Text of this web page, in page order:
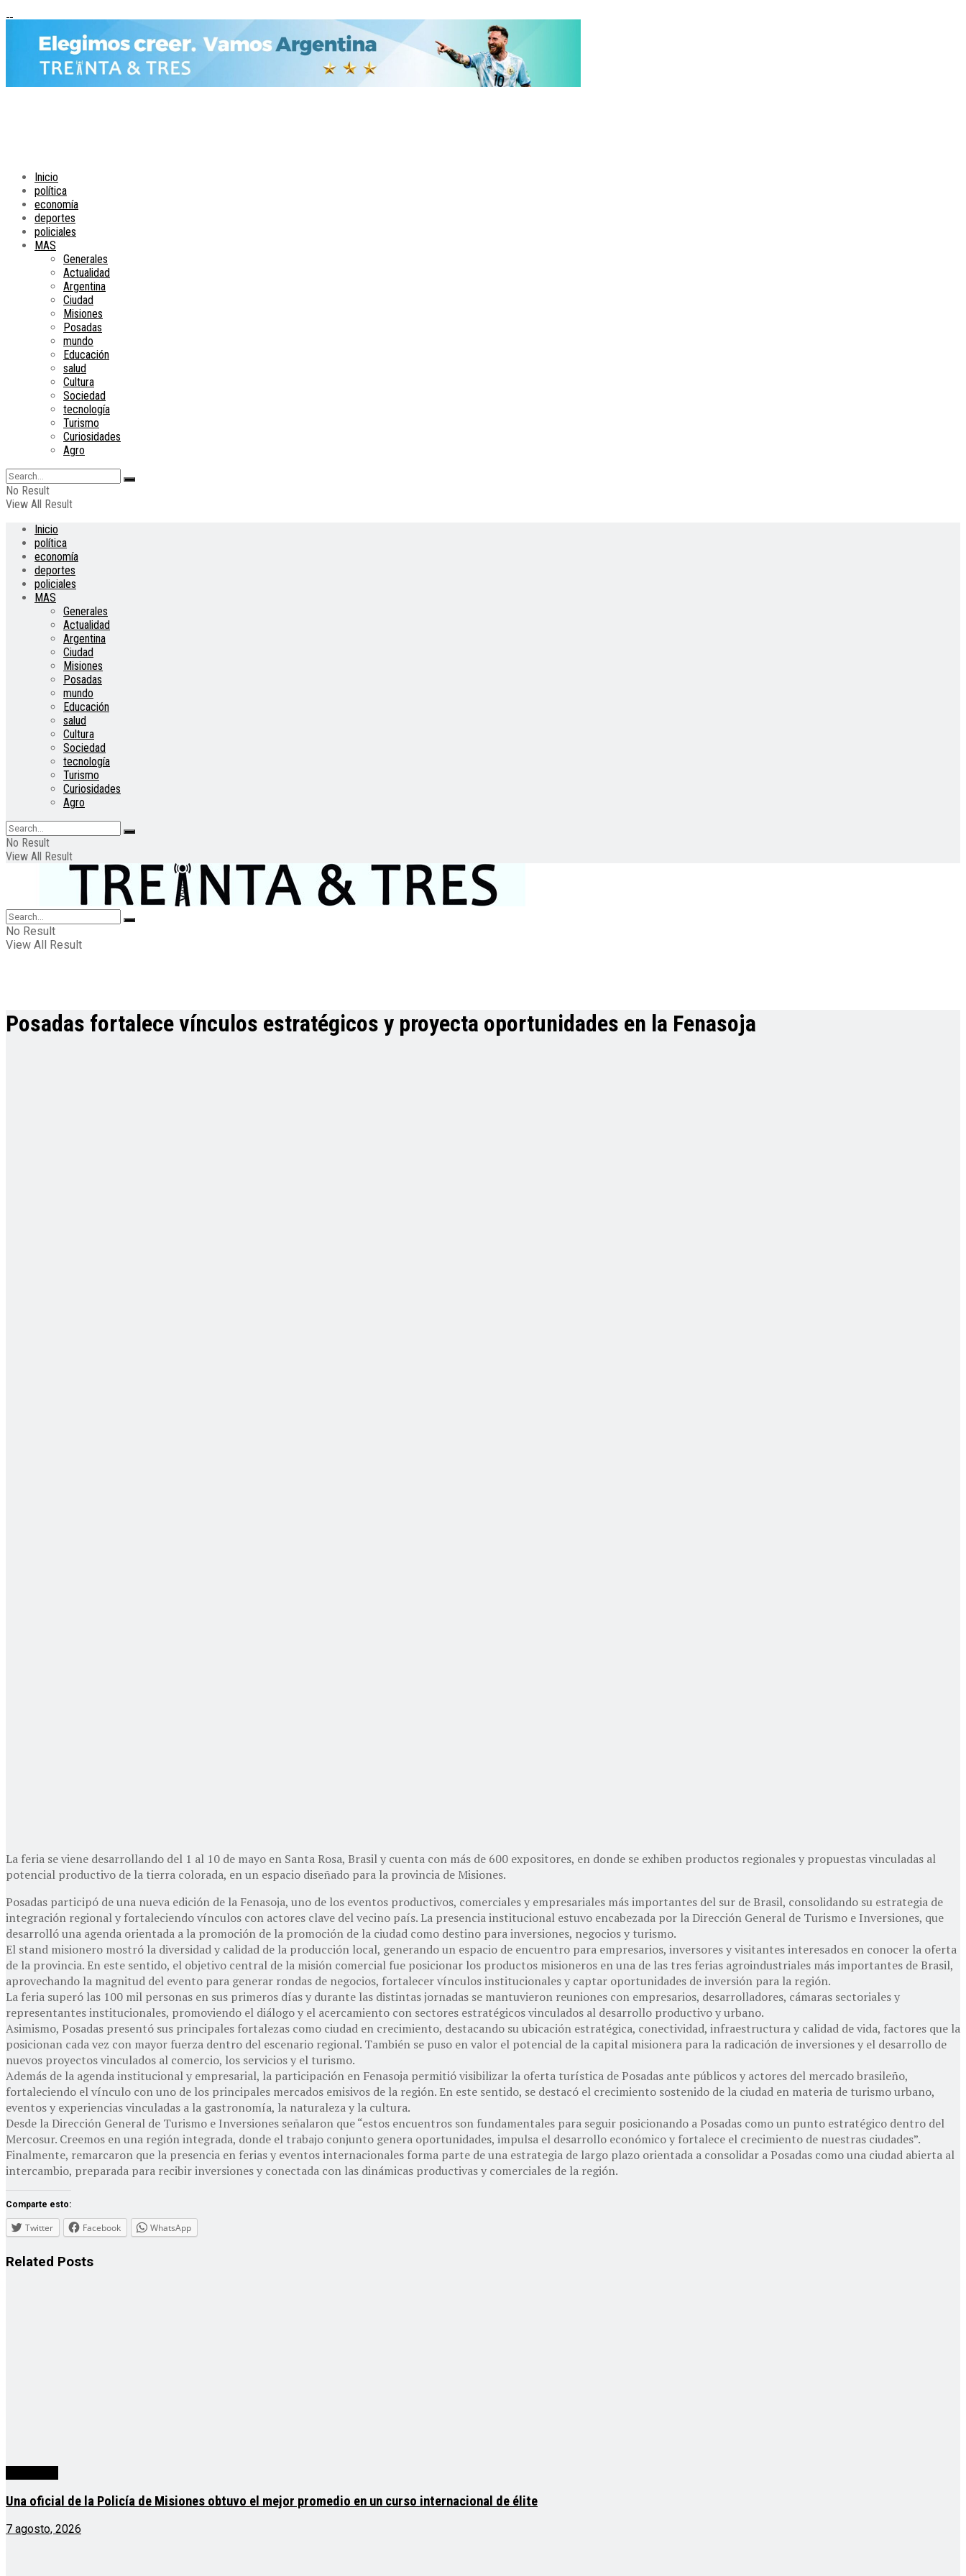
Inicio
política
economía
deportes
policiales
MAS
Generales
Actualidad
Argentina
Ciudad
Misiones
Posadas
mundo
Educación
salud
Cultura
Sociedad
tecnología
Turismo
Curiosidades
Agro
No Result
View All Result
Inicio
política
economía
deportes
policiales
MAS
Generales
Actualidad
Argentina
Ciudad
Misiones
Posadas
mundo
Educación
salud
Cultura
Sociedad
tecnología
Turismo
Curiosidades
Agro
No Result
View All Result
No Result
View All Result
Posadas fortalece vínculos estratégicos y proyecta oportunidades en la Fenasoja
La feria se viene desarrollando del 1 al 10 de mayo en Santa Rosa, Brasil y cuenta con más de 600 expositores, en donde se exhiben productos regionales y propuestas vinculadas al
potencial productivo de la tierra colorada, en un espacio diseñado para la provincia de Misiones.
Posadas participó de una nueva edición de la Fenasoja, uno de los eventos productivos, comerciales y empresariales más importantes del sur de Brasil, consolidando su estrategia de
integración regional y fortaleciendo vínculos con actores clave del vecino país. La presencia institucional estuvo encabezada por la Dirección General de Turismo e Inversiones, que
desarrolló una agenda orientada a la promoción de la promoción de la ciudad como destino para inversiones, negocios y turismo.
El stand misionero mostró la diversidad y calidad de la producción local, generando un espacio de encuentro para empresarios, inversores y visitantes interesados en conocer la oferta
de la provincia. En este sentido, el objetivo central de la misión comercial fue posicionar los productos misioneros en una de las tres ferias agroindustriales más importantes de Brasil,
aprovechando la magnitud del evento para generar rondas de negocios, fortalecer vínculos institucionales y captar oportunidades de inversión para la región.
La feria superó las 100 mil personas en sus primeros días y durante las distintas jornadas se mantuvieron reuniones con empresarios, desarrolladores, cámaras sectoriales y
representantes institucionales, promoviendo el diálogo y el acercamiento con sectores estratégicos vinculados al desarrollo productivo y urbano.
Asimismo, Posadas presentó sus principales fortalezas como ciudad en crecimiento, destacando su ubicación estratégica, conectividad, infraestructura y calidad de vida, factores que la
posicionan cada vez con mayor fuerza dentro del escenario regional. También se puso en valor el potencial de la capital misionera para la radicación de inversiones y el desarrollo de
nuevos proyectos vinculados al comercio, los servicios y el turismo.
Además de la agenda institucional y empresarial, la participación en Fenasoja permitió visibilizar la oferta turística de Posadas ante públicos y actores del mercado brasileño,
fortaleciendo el vínculo con uno de los principales mercados emisivos de la región. En este sentido, se destacó el crecimiento sostenido de la ciudad en materia de turismo urbano,
eventos y experiencias vinculadas a la gastronomía, la naturaleza y la cultura.
Desde la Dirección General de Turismo e Inversiones señalaron que “estos encuentros son fundamentales para seguir posicionando a Posadas como un punto estratégico dentro del
Mercosur. Creemos en una región integrada, donde el trabajo conjunto genera oportunidades, impulsa el desarrollo económico y fortalece el crecimiento de nuestras ciudades”.
Finalmente, remarcaron que la presencia en ferias y eventos internacionales forma parte de una estrategia de largo plazo orientada a consolidar a Posadas como una ciudad abierta al
intercambio, preparada para recibir inversiones y conectada con las dinámicas productivas y comerciales de la región.
Comparte esto:
Twitter Facebook WhatsApp
Related Posts
Una oficial de la Policía de Misiones obtuvo el mejor promedio en un curso internacional de élite
7 agosto, 2026